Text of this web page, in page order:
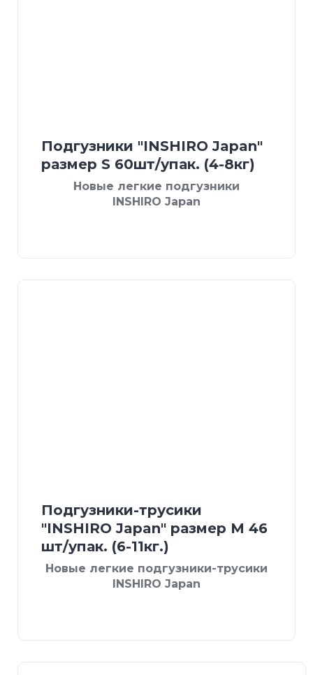
Подгузники "INSHIRO Japan"
размер S 60шт/упак. (4-8кг)
Новые легкие подгузники
INSHIRO Japan
Подгузники-трусики
"INSHIRO Japan" размер М 46
шт/упак. (6-11кг.)
Новые легкие подгузники-трусики
INSHIRO Japan